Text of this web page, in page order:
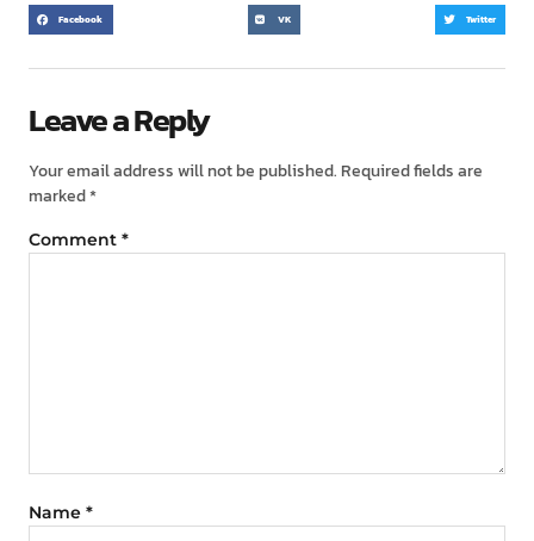
Facebook VK Twitter
Leave a Reply
Your email address will not be published. Required fields are
marked*
Comment *
Name *